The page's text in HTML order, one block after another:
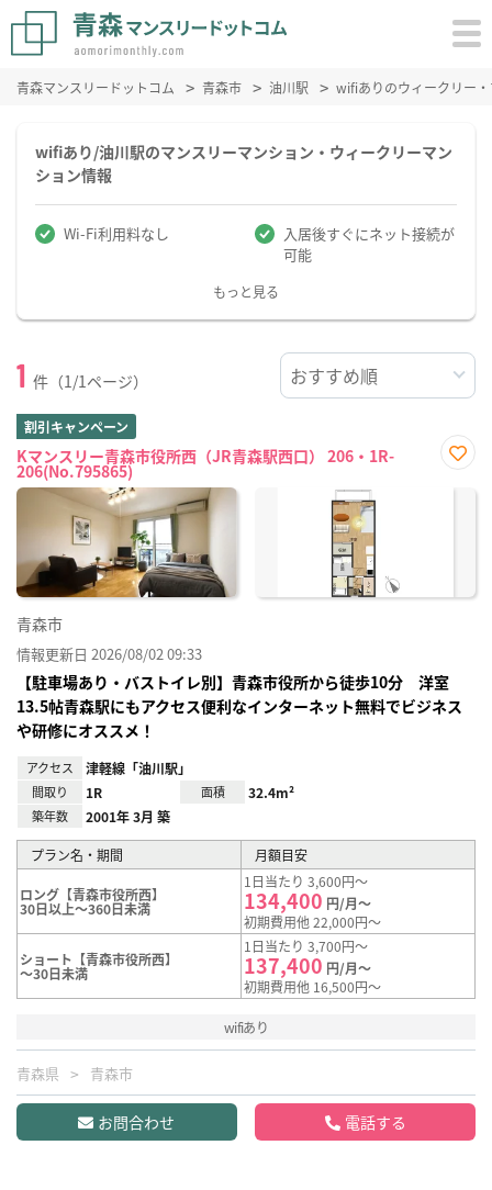
青森マンスリードットコム 青森市 油川駅 wifiありのウィークリー
wifiあり/油川駅のマンスリーマンション・ウィークリーマン
ション情報
Wi-Fi利用料なし
入居後すぐにネット接続が
可能
もっと見る
1 件（1/1ページ）
割引キャンペーン
Kマンスリー青森市役所西（JR青森駅西口） 206・1R-
206(No.795865)
に入
青森市
情報更新日 2026/08/02 09:33
【駐車場あり・バストイレ別】青森市役所から徒歩10分 洋室
13.5帖青森駅にもアクセス便利なインターネット無料でビジネス
や研修にオススメ！
アクセス 津軽線「油川駅」
間取り 1R 面積 32.4m²
築年数 2001年 3月 築
プラン名・期間 月額目安
ロング【青森市役所西】
30日以上～360日未満
1日当たり 3,600円～
134,400 円/月～
初期費用他 22,000円～
ショート【青森市役所西】
～30日未満
1日当たり 3,700円～
137,400 円/月～
初期費用他 16,500円～
wifiあり
青森県 青森市
お問合わせ 電話する